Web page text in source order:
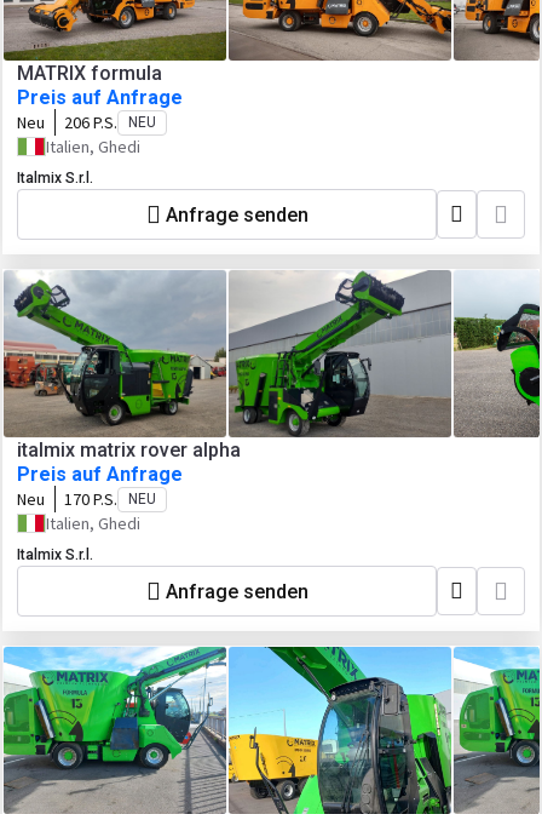
MATRIX formula
Preis auf Anfrage
Neu 206 P.S. NEU
Italien, Ghedi
Italmix S.r.l.
Anfrage senden
italmix matrix rover alpha
Preis auf Anfrage
Neu 170 P.S. NEU
Italien, Ghedi
Italmix S.r.l.
Anfrage senden